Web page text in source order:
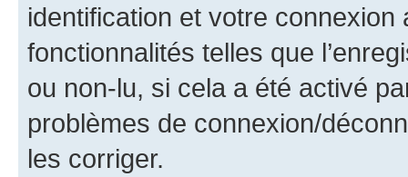
identification et votre
fonctionnalités telles que
ou non-lu, si cela a été activé
problèmes de connexion/
les corriger.